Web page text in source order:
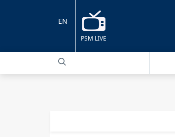
PSM LIVE
EN